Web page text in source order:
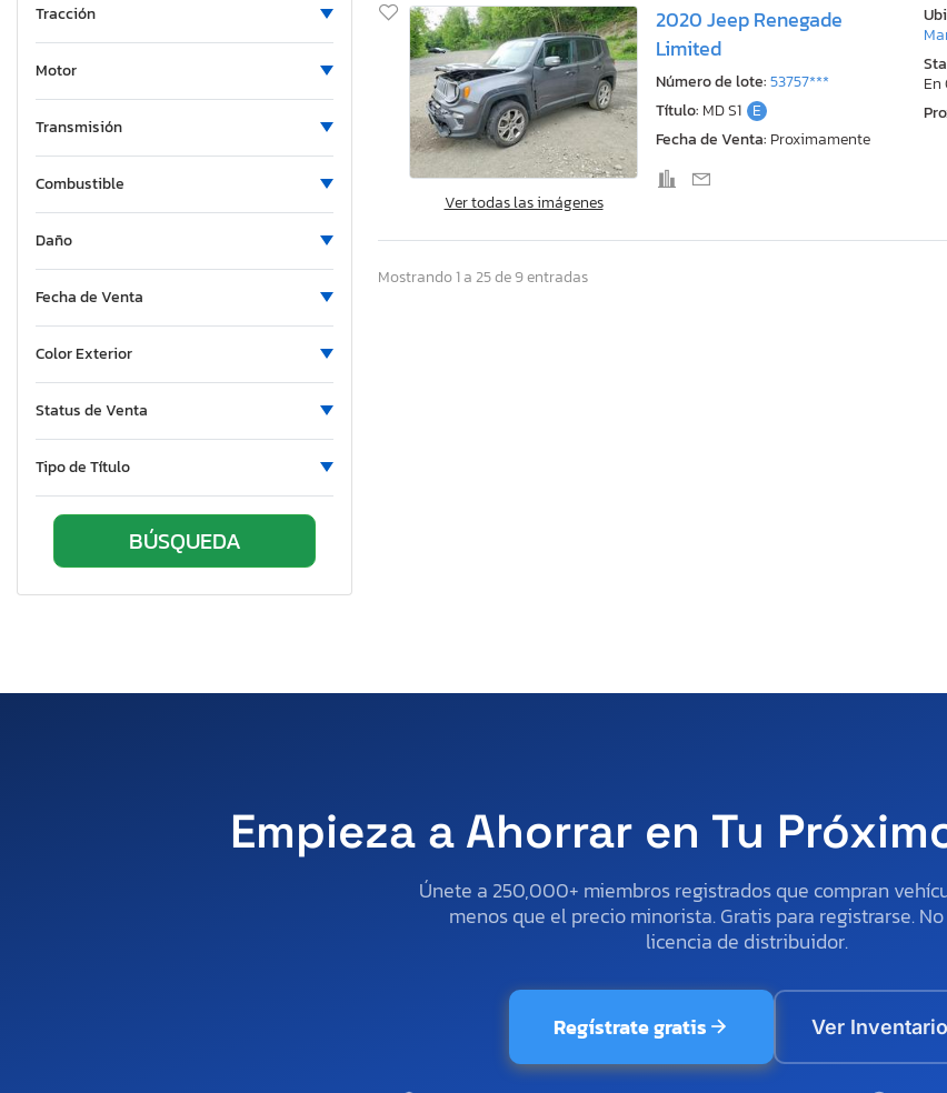
Montana
North Dakota
Nebraska
New Hampshire
New Jersey
New Mexico
Nevada
New York
Oregon
South Carolina
South Dakota
Tracción
Motor
Transmisión
Combustible
Daño
Fecha de Venta
Color Exterior
Status de Venta
Tipo de Título
Ver todas las imágenes
2020 Jeep Renegade
Limited
Número de lote:53757***
Título: MD S1 E
Fecha de Venta: Proximamente
Mostrando 1 a 25 de 9 entradas
Empieza a Ahorrar en Tu
Únete a 250,000+ miembros registrados que compran
menos que el precio minorista. Gratis para registrarse.
licencia de distribuidor.
Regístrate gratis Ver Inventario